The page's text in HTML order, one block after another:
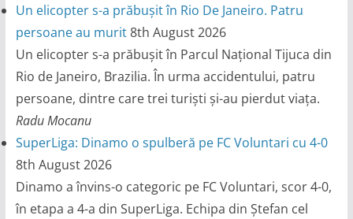
Un elicopter s-a prăbușit în Rio De Janeiro. Patru
persoane au murit8th August 2026
Un elicopter s-a prăbușit în Parcul Național Tijuca din
Rio de Janeiro, Brazilia. În urma accidentului, patru
persoane, dintre care trei turiști și-au pierdut viața.
Radu Mocanu
SuperLiga: Dinamo o spulberă pe FC Voluntari cu 4-0
8th August 2026
Dinamo a învins-o categoric pe FC Voluntari, scor 4-0,
în etapa a 4-a din SuperLiga. Echipa din Ștefan cel